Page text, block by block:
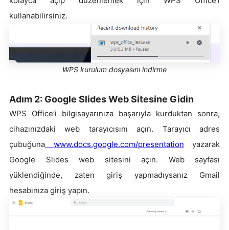
kullanabilirsiniz.
WPS kurulum dosyasını indirme
Adım 2: Google Slides Web Sitesine Gidin
WPS Office’i bilgisayarınıza başarıyla kurduktan sonra,
cihazınızdaki web tarayıcısını açın. Tarayıcı adres
çubuğuna
www.docs.google.com/presentation yazarak
Google Slides web sitesini açın. Web sayfası
yüklendiğinde, zaten giriş yapmadıysanız Gmail
hesabınıza giriş yapın.